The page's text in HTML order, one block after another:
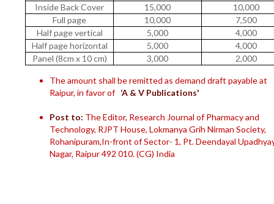
Inside Back Cover
15,000
10,000
Full page
10,000
7,500
Half page vertical
5,000
4,000
Half page horizontal
5,000
4,000
Panel (8cm x 10 cm)
3,000 2,000
The amount shall be remitted as demand draft payable at
Raipur, in favor of ‘A & V Publications'
Post to: The Editor, Research Journal of Pharmacy and
Technology, RJPT House, Lokmanya Grih Nirman Society,
Rohanipuram,In-front of Sector- 1, Pt. Deendayal
Nagar, Raipur 492 010. (CG) India